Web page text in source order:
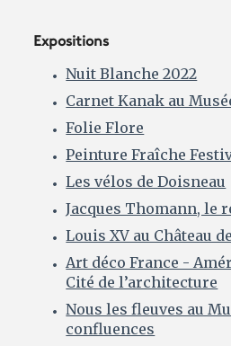
Expositions
Nuit Blanche 2022
Carnet Kanak au
Folie Flore
Peinture Fraîche
Les vélos de Doisneau
Jacques Thomann, le
Louis XV au Château
Art déco France -
Cité de l’architecture
Nous les fleuves au
confluences